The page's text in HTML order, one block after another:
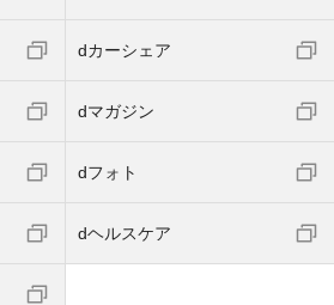
dカーシェア
dマガジン
dフォト
dヘルスケア